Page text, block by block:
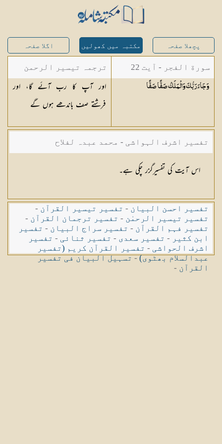
پچھلا صفحہ مکتبہ میں کھولیں اگلا صفحہ
سورة الفجر - آیت 22
وَجَاءَ رَبُّكَ وَالْمَلَكُ صَفًّاصَفًّا
ترجمہ تیسیر الرحمن
لبیان القرآن - محمد
لقمان سلفی
اور آپ کا رب آئے گا، اور
فرشتے صف باندھے ہوں گے
تفسیر اشرف الہواشی - محمد عبدہ لفلاح
اس آیت کی تفسیرگزر چکی ہے۔
تفسیر احسن البیان - تفسیر تیسیر القرآن -
تفسیر تیسیر الرحمٰن - تفسیر ترجمان القرآن -
تفسیر فہم القرآن - تفسیر سراج البیان - تفسیر
ابن کثیر - تفسیر سعدی - تفسیر ثنائی - تفسیر
اشرف الحواشی - تفسیر القرآن کریم (تفسیر
عبدالسلام بھٹوی)-تسہیل البیان فی تفسیر
القرآن -